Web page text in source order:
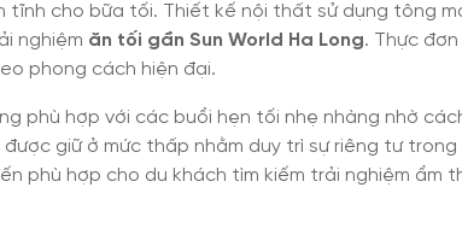
tĩnh cho bữa tối. Thiết kế nội thất sử dụng tông
nghiệm ăn tối gần Sun World Ha Long. Thực
phong cách hiện đại.
phù hợp với các buổi hẹn tối nhẹ nhàng nhờ
được giữ ở mức thấp nhằm duy trì sự riêng tư
phù hợp cho du khách tìm kiếm trải nghiệm ẩm